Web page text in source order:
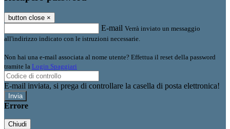
button close ×
E-mail Verrà inviato un messaggio
all'indirizzo indicato con le istruzioni necessarie.
Non hai una e-mail associata al nome utente? Effettua il reset della password
tramite la Login Spaggiari
E-mail inviata, si prega di controllare la casella di posta elettronica!
Errore
Chiudi